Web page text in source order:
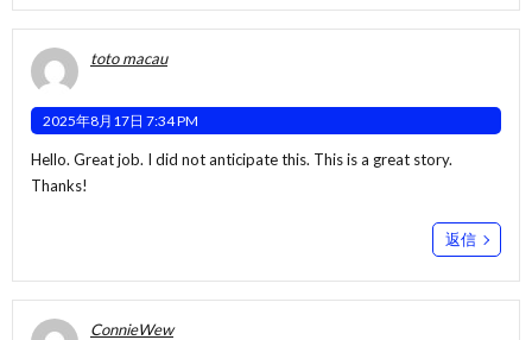
toto macau
2025年8月17日 7:34 PM
Hello. Great job. I did not anticipate this. This is a great story.
Thanks!
返信
ConnieWew